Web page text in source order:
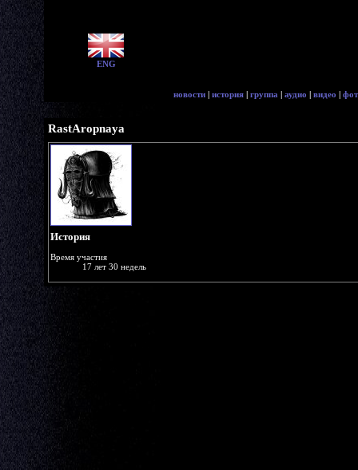
ENG
новости | история | группа | аудио | видео |
RastAropnaya
История
Время участия
17 лет 30 недель